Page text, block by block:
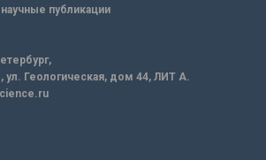
публикации
ул. Геологическая, дом 44, ЛИТ А.